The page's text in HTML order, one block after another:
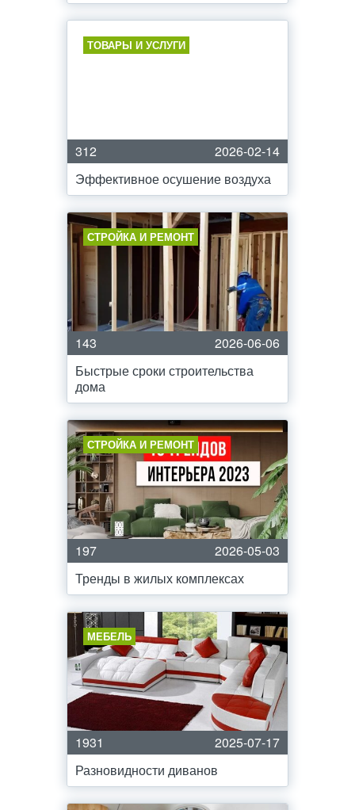
ТОВАРЫ И УСЛУГИ
312
2026-02-14
Эффективное осушение воздуха
СТРОЙКА И РЕМОНТ
143
2026-06-06
Быстрые сроки строительства
дома
СТРОЙКА И РЕМОНТ
197
2026-05-03
Тренды в жилых комплексах
МЕБЕЛЬ
1931
2025-07-17
Разновидности диванов